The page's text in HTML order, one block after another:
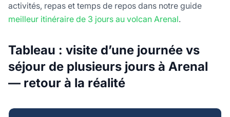
activités, repas et temps de repos dans notre guide
meilleur itinéraire de 3 jours au volcan Arenal.
Tableau : visite d’une journée vs
séjour de plusieurs jours à Arenal
— retour à la réalité